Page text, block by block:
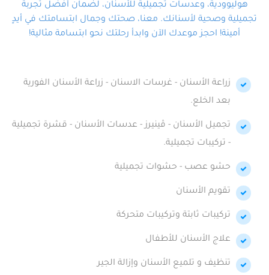
هوليوودية، وعدسات تجميلية للأسنان، لضمان أفضل تجربة
تجميلية وصحية لأسنانك. معنا، صحتك وجمال ابتسامتك في أيدٍ
أمينة! احجز موعدك الآن وابدأ رحلتك نحو ابتسامة مثالية!
زراعة الأسنان - غرسات الاسنان - زراعة الأسنان الفورية
بعد الخلع.
تجميل الأسنان - ڤينيرز - عدسات الأسنان - قشرة تجميلية
- تركيبات تجميلية.
حشو عصب - حشوات تجميلية
تقويم الأسنان
تركيبات ثابتة وتركيبات متحركة
علاج الأسنان للأطفال
تنظيف و تلميع الأسنان وإزالة الجير